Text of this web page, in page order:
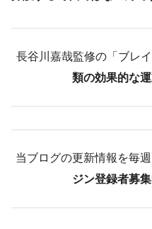
長谷川嘉哉監修の「ブレ
類の効果的な
当ブログの更新情報を毎
ジン登録者募